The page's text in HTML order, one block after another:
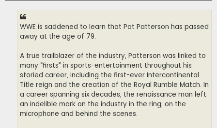
WWE is saddened to learn that Pat Patterson has passed
away at the age of 79.
A true trailblazer of the industry, Patterson was linked to
many “firsts” in sports-entertainment throughout his
storied career, including the first-ever Intercontinental
Title reign and the creation of the Royal Rumble Match. In
a career spanning six decades, the renaissance man left
an indelible mark on the industry in the ring, on the
microphone and behind the scenes.